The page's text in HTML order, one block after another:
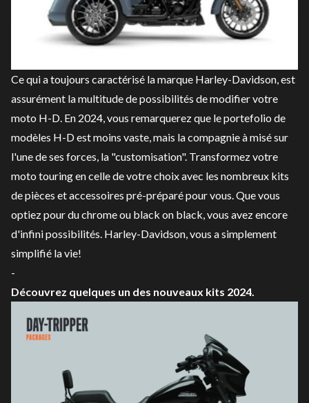
Ce qui a toujours caractérisé la marque Harley-Davidson, est
assurément la multitude de possibilités de modifier votre
moto H-D. En 2024, vous remarquerez que le portefolio de
modèles H-D est moins vaste, mais la compagnie à misé sur
l'une de ses forces, la "customisation". Transformez votre
moto touring en celle de votre choix avec les nombreux kits
de pièces et accessoires pré-préparé pour vous. Que vous
optiez pour du chrome ou black on black, vous avez encore
d'infini possibilités. Harley-Davidson, vous a simplement
simplifié la vie!
-
Découvrez quelques un des nouveaux kits 2024.